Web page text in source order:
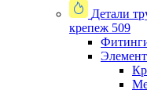
Детали
крепеж 509